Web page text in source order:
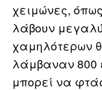
χειμώνες,
λάβουν
χαμηλότερων
λάμβαναν 800
μπορεί να